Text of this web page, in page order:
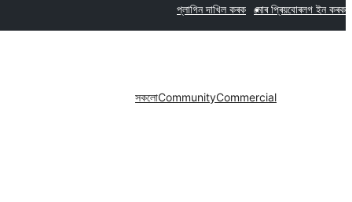
প্লাগিন দাখিল কৰক মোৰ প্ৰিয়বোৰলগ ইন কৰক
সকলোCommunityCommercial